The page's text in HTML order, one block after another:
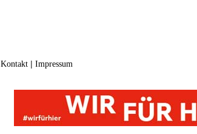
Kontakt| Impressum